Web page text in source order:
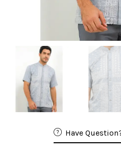
Have